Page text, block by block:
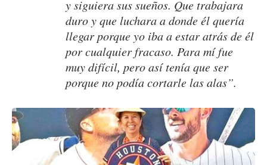
y siguiera sus sueños. Que trabajara
duro y que luchara a donde él quería
llegar porque yo iba a estar atrás de él
por cualquier fracaso. Para mí fue
muy difícil, pero así tenía que ser
porque no podía cortarle las alas”.